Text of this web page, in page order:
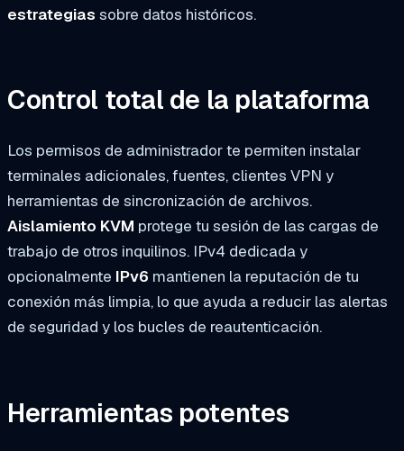
estrategias sobre datos históricos.
Control total de la plataforma
Los permisos de administrador te permiten instalar
terminales adicionales, fuentes, clientes VPN y
herramientas de sincronización de archivos.
Aislamiento KVM protege tu sesión de las cargas de
trabajo de otros inquilinos. IPv4 dedicada y
opcionalmente IPv6 mantienen la reputación de tu
conexión más limpia, lo que ayuda a reducir las alertas
de seguridad y los bucles de reautenticación.
Herramientas potentes